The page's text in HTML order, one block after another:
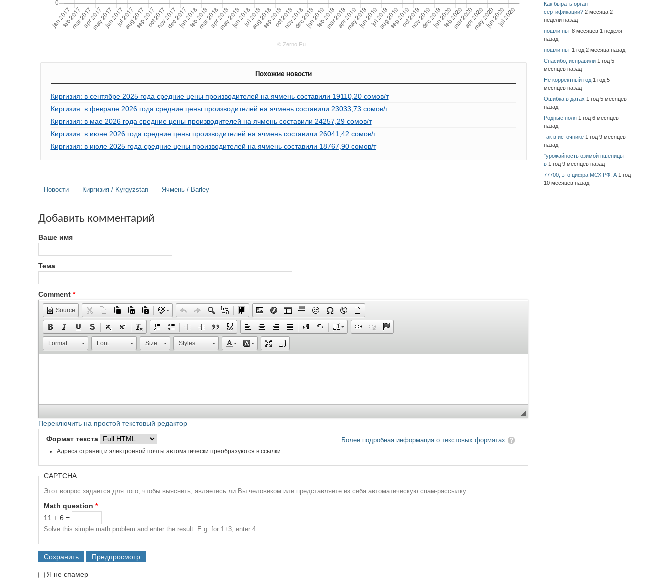
Похожие новости
Киргизия: в сентябре 2025 года средние цены производителей на ячмень составили 19110,20 сомов/т
Киргизия: в феврале 2026 года средние цены производителей на ячмень составили 23033,73 сомов/т
Киргизия: в мае 2026 года средние цены производителей на ячмень составили 24257,29 сомов/т
Киргизия: в июне 2026 года средние цены производителей на ячмень составили 26041,42 сомов/т
Киргизия: в июле 2025 года средние цены производителей на ячмень составили 18767,90 сомов/т
Новости Киргизия / Kyrgyzstan Ячмень / Barley
Добавить комментарий
Ваше имя
Тема
Comment *
Source
Format Font Size Styles
Переключить на простой текстовый редактор
Более подробная информация о текстовых форматах
Формат текста
Адреса страниц и электронной почты автоматически преобразуются в ссылки.
CAPTCHA
Этот вопрос задается для того, чтобы выяснить, являетесь ли Вы человеком или представляете из себя автоматическую спам-рассылку.
Math question *
11 + 6 =
Solve this simple math problem and enter the result. E.g. for 1+3, enter 4.
Я не спамер
Как бырать орган
сертификации? 2 месяца 2
недели назад
пошли ны 8 месяцев 1 неделя
назад
пошли ны 1 год 2 месяца назад
Спасибо, исправили 1 год 5
месяцев назад
Не корректный год 1 год 5
месяцев назад
Ошибка в датах 1 год 5 месяцев
назад
Родные поля 1 год 6 месяцев
назад
так в источнике 1 год 9 месяцев
назад
"урожайность озимой пшеницы
в 1 год 9 месяцев назад
77700, это цифра МСХ РФ. А 1 год
10 месяцев назад